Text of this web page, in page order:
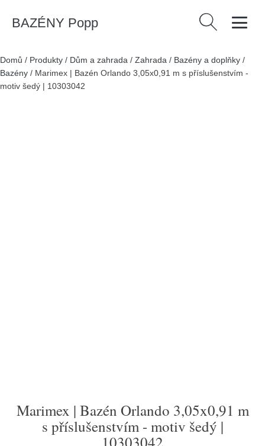
BAZÉNY Popp Vyhledávání
Domů / Produkty / Dům a zahrada / Zahrada / Bazény a doplňky /
Bazény / Marimex | Bazén Orlando 3,05x0,91 m s příslušenstvím -
motiv šedý | 10303042
Marimex | Bazén Orlando 3,05x0,91 m
s příslušenstvím - motiv šedý |